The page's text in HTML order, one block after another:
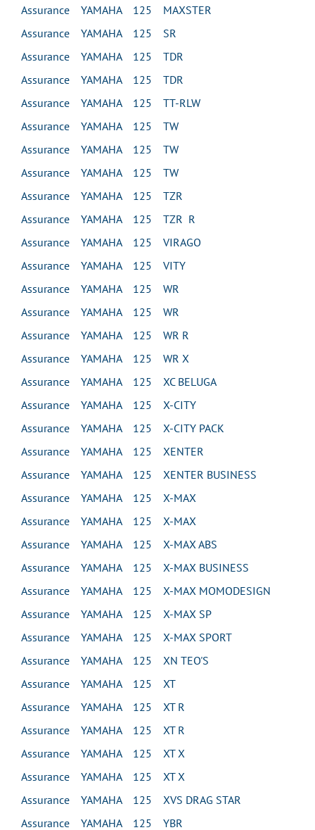
Assurance YAMAHA 125 MAXSTER
Assurance YAMAHA 125 SR
Assurance YAMAHA 125 TDR
Assurance YAMAHA 125 TDR
Assurance YAMAHA 125 TT-RLW
Assurance YAMAHA 125 TW
Assurance YAMAHA 125 TW
Assurance YAMAHA 125 TW
Assurance YAMAHA 125 TZR
Assurance YAMAHA 125 TZR R
Assurance YAMAHA 125 VIRAGO
Assurance YAMAHA 125 VITY
Assurance YAMAHA 125 WR
Assurance YAMAHA 125 WR
Assurance YAMAHA 125 WR R
Assurance YAMAHA 125 WR X
Assurance YAMAHA 125 XC BELUGA
Assurance YAMAHA 125 X-CITY
Assurance YAMAHA 125 X-CITY PACK
Assurance YAMAHA 125 XENTER
Assurance YAMAHA 125 XENTER BUSINESS
Assurance YAMAHA 125 X-MAX
Assurance YAMAHA 125 X-MAX
Assurance YAMAHA 125 X-MAX ABS
Assurance YAMAHA 125 X-MAX BUSINESS
Assurance YAMAHA 125 X-MAX MOMODESIGN
Assurance YAMAHA 125 X-MAX SP
Assurance YAMAHA 125 X-MAX SPORT
Assurance YAMAHA 125 XN TEO'S
Assurance YAMAHA 125 XT
Assurance YAMAHA 125 XT R
Assurance YAMAHA 125 XT R
Assurance YAMAHA 125 XT X
Assurance YAMAHA 125 XT X
Assurance YAMAHA 125 XVS DRAG STAR
Assurance YAMAHA 125 YBR